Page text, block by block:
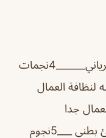
الدجاج على الفحم _5نجمات والرز البرياني______4نجمات
وبالنسبه لنظافة العمال
العمال جدا
سئ.__1نجمه وبالنسب لي انا اهم شئ بطني ___5نجوم